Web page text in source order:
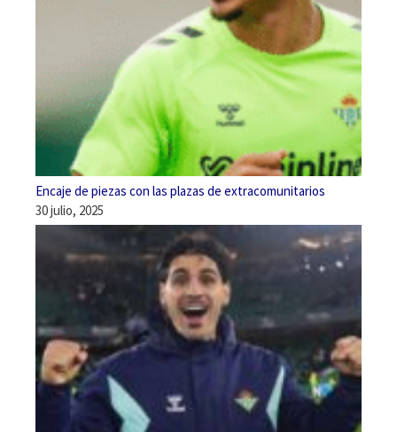
Encaje de piezas con las plazas de extracomunitarios
30 julio, 2025